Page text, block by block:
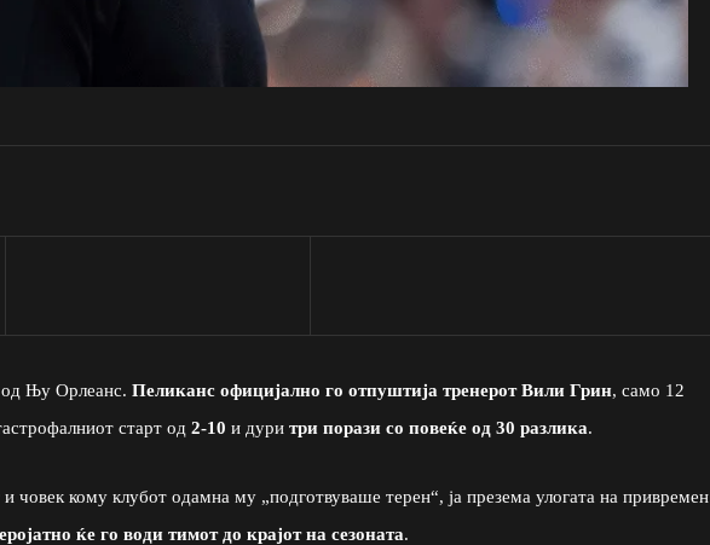
од Њу Орлеанс. Пеликанс официјално го отпуштија тренерот Вили Грин, само 12
старт од 2-10 и дури три порази со повеќе од 30 разлика.
човек кому клубот одамна му „подготвуваше терен“, ја презема улогата на привремен
ќе го води тимот до крајот на сезоната.